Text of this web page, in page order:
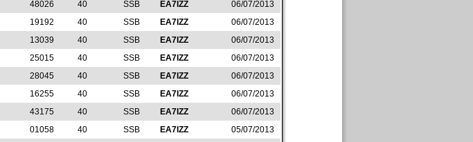
48026 40 SSB EA7IZZ
06/07/2013
19192 40 SSB EA7IZZ
06/07/2013
13039 40 SSB EA7IZZ
06/07/2013
25015 40 SSB EA7IZZ
06/07/2013
28045 40 SSB EA7IZZ
06/07/2013
16255 40 SSB EA7IZZ
06/07/2013
43175 40 SSB EA7IZZ
06/07/2013
01058 40 SSB EA7IZZ
05/07/2013